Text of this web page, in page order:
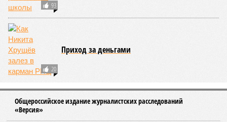
93
20
Приход за деньгами
Общероссийское издание журналистских расследований
«Версия»